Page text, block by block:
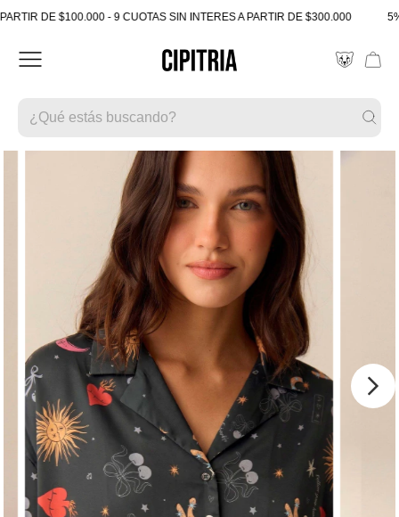
DE $100.000 - 9 CUOTAS SIN INTERES A PARTIR DE $300.000 5%